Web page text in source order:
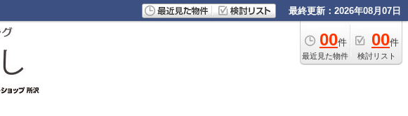
最終更新：2026年08月07日
00件
最近見た物件
00件
検討リスト